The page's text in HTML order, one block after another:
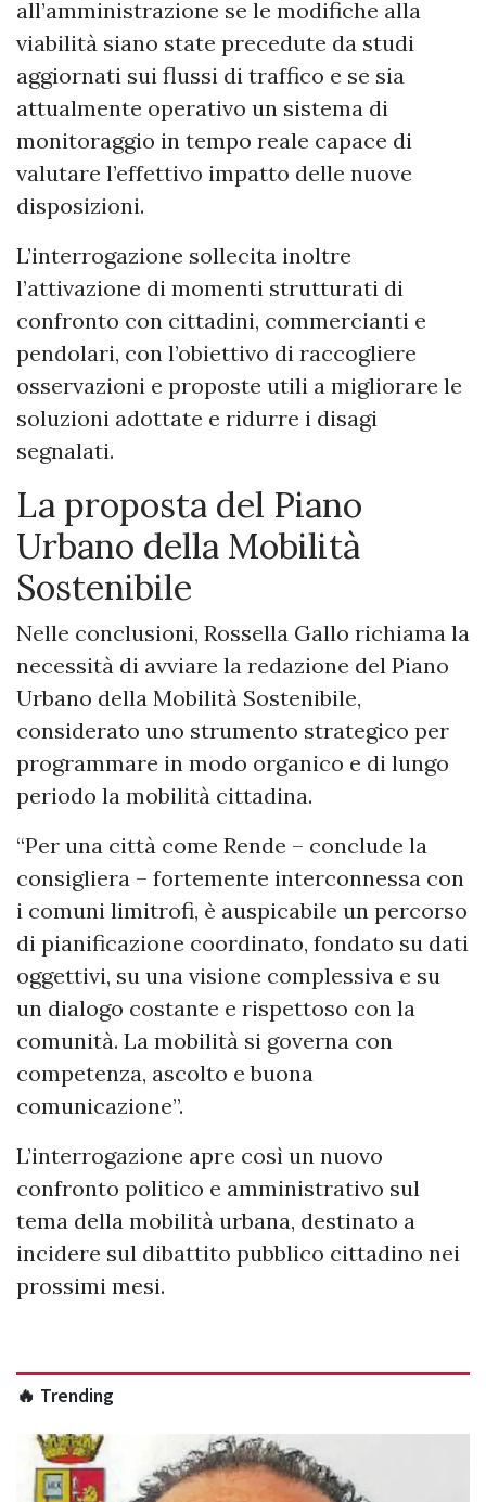
all’amministrazione se le modifiche alla
viabilità siano state precedute da studi
aggiornati sui flussi di traffico e se sia
attualmente operativo un sistema di
monitoraggio in tempo reale capace di
valutare l’effettivo impatto delle nuove
disposizioni.
L’interrogazione sollecita inoltre
l’attivazione di momenti strutturati di
confronto con cittadini, commercianti e
pendolari, con l’obiettivo di raccogliere
osservazioni e proposte utili a migliorare le
soluzioni adottate e ridurre i disagi
segnalati.
La proposta del Piano
Urbano della Mobilità
Sostenibile
Nelle conclusioni, Rossella Gallo richiama la
necessità di avviare la redazione del Piano
Urbano della Mobilità Sostenibile,
considerato uno strumento strategico per
programmare in modo organico e di lungo
periodo la mobilità cittadina.
“Per una città come Rende – conclude la
consigliera – fortemente interconnessa con
i comuni limitrofi, è auspicabile un percorso
di pianificazione coordinato, fondato su dati
oggettivi, su una visione complessiva e su
un dialogo costante e rispettoso con la
comunità. La mobilità si governa con
competenza, ascolto e buona
comunicazione”.
L’interrogazione apre così un nuovo
confronto politico e amministrativo sul
tema della mobilità urbana, destinato a
incidere sul dibattito pubblico cittadino nei
prossimi mesi.
🔥 Trending